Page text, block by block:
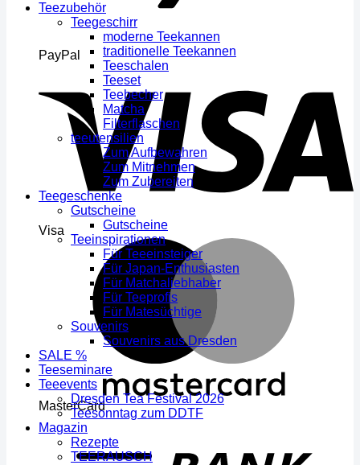
PayPal
Visa
MasterCard
Teezubehör
Teegeschirr
moderne Teekannen
traditionelle Teekannen
Teeschalen
Teeset
Teebecher
Matcha
Filterflaschen
teeutensilien
Zum Aufbewahren
Zum Mitnehmen
Zum Zubereiten
Teegeschenke
Gutscheine
Gutscheine
Teeinspirationen
Für Teeeinsteiger
Für Japan-Enthusiasten
Für Matchaliebhaber
Für Teeprofis
Für Matesüchtige
Souvenirs
Souvenirs aus Dresden
SALE %
Teeseminare
Teeevents
Dresden Tea Festival 2026
Teesonntag zum DDTF
Magazin
Rezepte
TEERAUSCH